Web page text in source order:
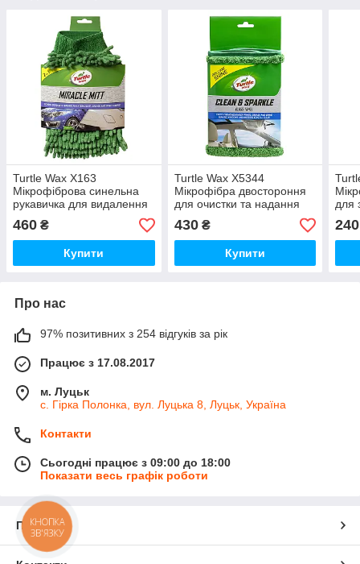
Turtle Wax X163
Мікрофіброва синельна
рукавичка для видалення
залишків комах
460 ₴
Купити
Turtle Wax X5344
Мікрофібра двостороння
для очистки та надання
блиску скла
430₴
Купити
для
240
Про нас
97% позитивних з 254 відгуків за рік
Працює з 17.08.2017
м. Луцьк
с. Гірка Полонка, вул. Луцька 8, Луцьк, Україна
Контакти
Сьогодні працює з 09:00 до 18:00
Показати весь графік роботи
Про нас
КНОПКА
ЗВ'ЯЗКУ